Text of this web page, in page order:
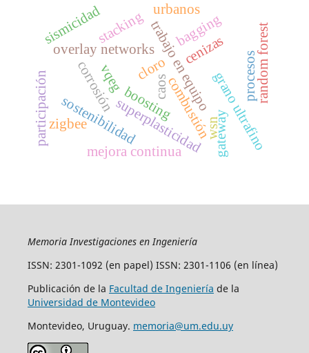
sostenibilidad
trabajo en equipo
combustión
cenizas
cloro
corrosión
wsngateway
overlay networks
zigbee superplasticidadgrano ultrafino
mejora continua
procesos
participación boosting
bagging random forest
stacking
vqeg
sismicidad
caos
urbanos
Memoria Investigaciones en Ingeniería
ISSN: 2301-1092 (en papel) ISSN: 2301-1106 (en línea)
Publicación de la Facultad de Ingeniería de la
Universidad de Montevideo
Montevideo, Uruguay. memoria@um.edu.uy